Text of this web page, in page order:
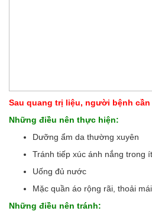
Sau quang trị liệu, người bệnh
Những điều nên thực hiện:
Dưỡng ẩm da thường xuyên
Tránh tiếp xúc ánh nắng trong
Uống đủ nước
Mặc quần áo rộng rãi, thoải mái
Những điều nên tránh: